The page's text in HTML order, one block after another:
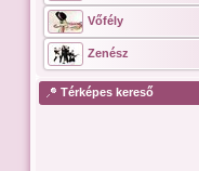
Vőfély
Zenész
Térképes kereső